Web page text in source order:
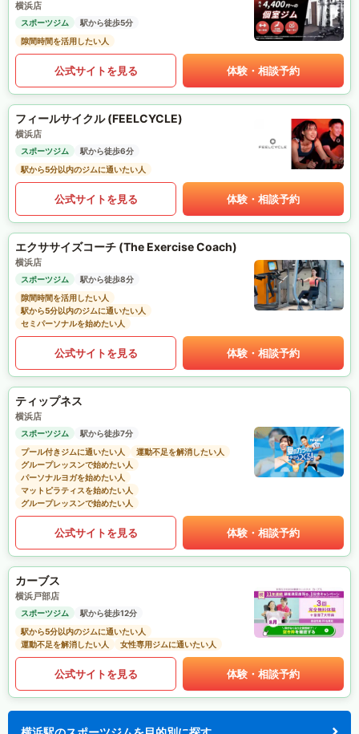
横浜店
スポーツジム
駅から徒歩5分
隙間時間を活用したい人
公式サイトを見る 体験・相談予約
フィールサイクル (FEELCYCLE)
横浜店
スポーツジム
駅から徒歩6分
駅から5分以内のジムに通いたい人
公式サイトを見る 体験・相談予約
エクササイズコーチ (The Exercise Coach)
横浜店
スポーツジム
駅から徒歩8分
隙間時間を活用したい人
駅から5分以内のジムに通いたい人
セミパーソナルを始めたい人
公式サイトを見る 体験・相談予約
ティップネス
横浜店
スポーツジム
駅から徒歩7分
プール付きジムに通いたい人
運動不足を解消したい人
グループレッスンで始めたい人
パーソナルヨガを始めたい人
マットピラティスを始めたい人
グループレッスンで始めたい人
公式サイトを見る 体験・相談予約
カーブス
横浜戸部店
スポーツジム
駅から徒歩12分
駅から5分以内のジムに通いたい人
運動不足を解消したい人
女性専用ジムに通いたい人
公式サイトを見る 体験・相談予約